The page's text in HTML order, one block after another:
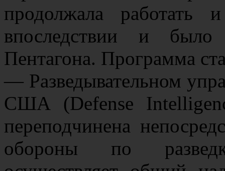
продолжала
впоследствии и было
Пентагона. Программа
— Разведывательном
США (Defense
переподчинена
обороны по